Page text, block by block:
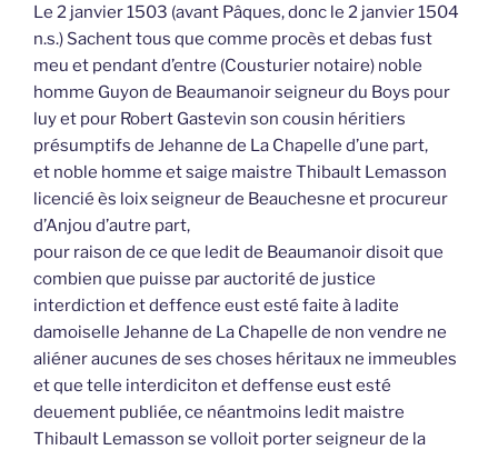
Le 2 janvier 1503 (avant Pâques, donc le 2 janvier 1504
n.s.) Sachent tous que comme procès et debas fust
meu et pendant d’entre (Cousturier notaire) noble
homme Guyon de Beaumanoir seigneur du Boys pour
luy et pour Robert Gastevin son cousin héritiers
présumptifs de Jehanne de La Chapelle d’une part,
et noble homme et saige maistre Thibault Lemasson
licencié ès loix seigneur de Beauchesne et procureur
d’Anjou d’autre part,
pour raison de ce que ledit de Beaumanoir disoit que
combien que puisse par auctorité de justice
interdiction et deffence eust esté faite à ladite
damoiselle Jehanne de La Chapelle de non vendre ne
aliéner aucunes de ses choses héritaux ne immeubles
et que telle interdiciton et deffense eust esté
deuement publiée, ce néantmoins ledit maistre
Thibault Lemasson se volloit porter seigneur de la